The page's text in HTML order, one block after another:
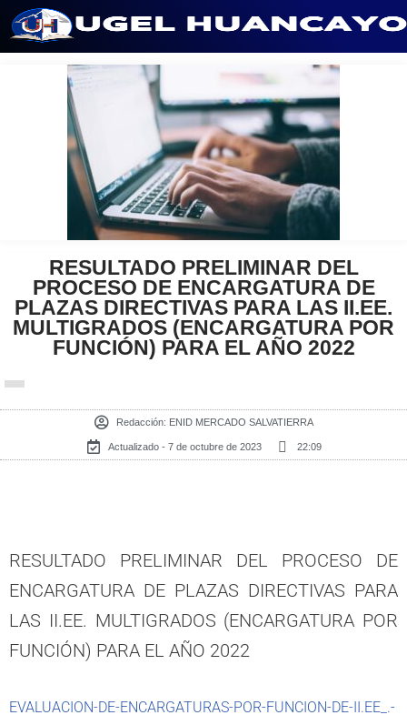
contenido
RESULTADO PRELIMINAR DEL
PROCESO DE ENCARGATURA DE
PLAZAS DIRECTIVAS PARA LAS II.EE.
MULTIGRADOS (ENCARGATURA POR
FUNCIÓN) PARA EL AÑO 2022
Redacción: ENID MERCADO SALVATIERRA
Actualizado - 7 de octubre de 2023 22:09
RESULTADO PRELIMINAR DEL PROCESO DE
ENCARGATURA DE PLAZAS DIRECTIVAS PARA
LAS II.EE. MULTIGRADOS (ENCARGATURA POR
FUNCIÓN) PARA EL AÑO 2022
EVALUACION-DE-ENCARGATURAS-POR-FUNCION-DE-II.EE_.-